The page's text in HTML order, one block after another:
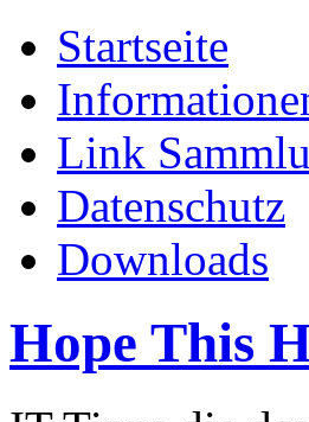
Startseite
Link
Datenschutz
Downloads
Hope This